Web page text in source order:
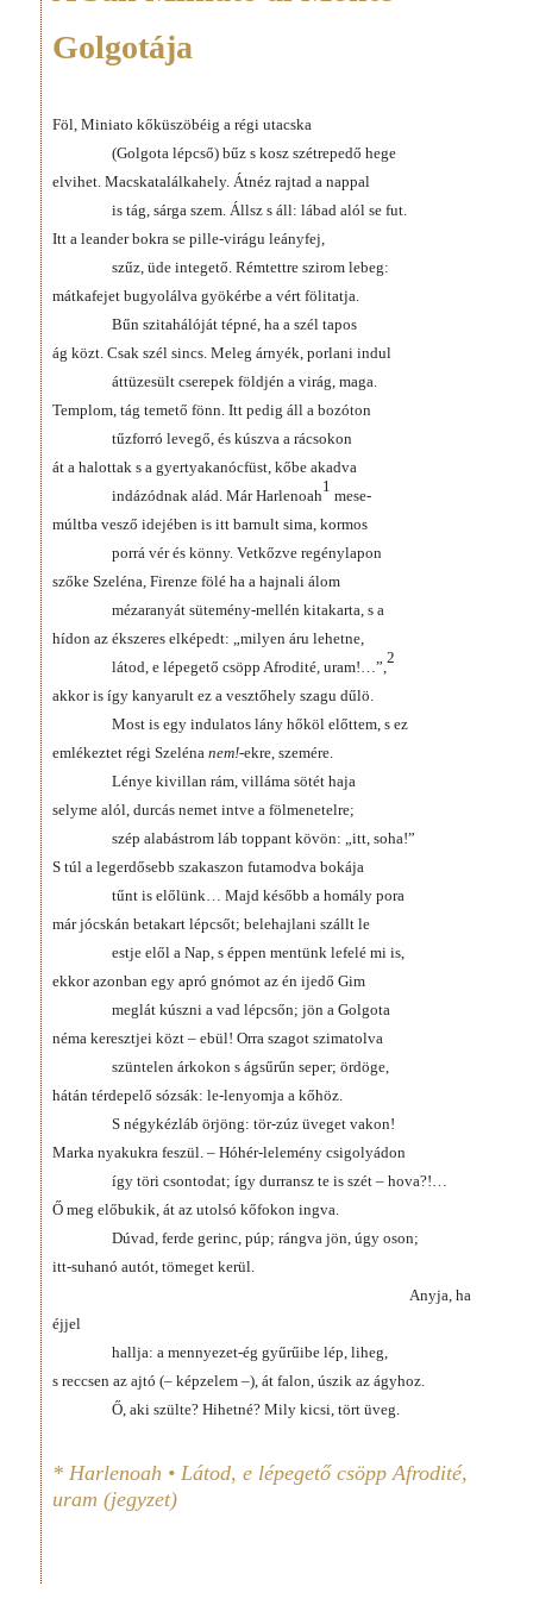
Golgotája
Föl, Miniato kőküszöbéig a régi utacska
(Golgota lépcső) bűz s kosz szétrepedő hege
elvihet. Macskatalálkahely. Átnéz rajtad a nappal
is tág, sárga szem. Állsz s áll: lábad alól se fut.
Itt a leander bokra se pille-virágu leányfej,
szűz, üde integető. Rémtettre szirom lebeg:
mátkafejet bugyolálva gyökérbe a vért fölitatja.
Bűn szitahálóját tépné, ha a szél tapos
ág közt. Csak szél sincs. Meleg árnyék, porlani indul
áttüzesült cserepek földjén a virág, maga.
Templom, tág temető fönn. Itt pedig áll a bozóton
tűzforró levegő, és kúszva a rácsokon
át a halottak s a gyertyakanócfüst, kőbe akadva
indázódnak alád. Már Harlenoah
1
mese-
múltba vesző idejében is itt barnult sima, kormos
porrá vér és könny. Vetkőzve regénylapon
szőke Szeléna, Firenze fölé ha a hajnali álom
mézaranyát sütemény-mellén kitakarta, s a
hídon az ékszeres elképedt: „milyen áru lehetne,
látod, e lépegető csöpp Afrodité, uram!…”,
2
akkor is így kanyarult ez a vesztőhely szagu dűlö.
Most is egy indulatos lány hőköl előttem, s ez
emlékeztet régi Szeléna nem!-ekre, szemére.
Lénye kivillan rám, villáma sötét haja
selyme alól, durcás nemet intve a fölmenetelre;
szép alabástrom láb toppant kövön: „itt, soha!”
S túl a legerdősebb szakaszon futamodva bokája
tűnt is előlünk… Majd később a homály pora
már jócskán betakart lépcsőt; belehajlani szállt le
estje elől a Nap, s éppen mentünk lefelé mi is,
ekkor azonban egy apró gnómot az én ijedő Gim
meglát kúszni a vad lépcsőn; jön a Golgota
néma keresztjei közt – ebül! Orra szagot szimatolva
szüntelen árkokon s ágsűrűn seper; ördöge,
hátán térdepelő sózsák: le-lenyomja a kőhöz.
S négykézláb örjöng: tör-zúz üveget vakon!
Marka nyakukra feszül. – Hóhér-lelemény csigolyádon
így töri csontodat; így durransz te is szét – hova?!…
Ő meg előbukik, át az utolsó kőfokon ingva.
Dúvad, ferde gerinc, púp; rángva jön, úgy oson;
itt-suhanó autót, tömeget kerül.
Anyja, ha
éjjel
hallja: a mennyezet-ég gyűrűibe lép, liheg,
s reccsen az ajtó (– képzelem –), át falon, úszik az ágyhoz.
Ő, aki szülte? Hihetné? Mily kicsi, tört üveg.
* Harlenoah • Látod, e lépegető csöpp Afrodité,
uram (jegyzet)